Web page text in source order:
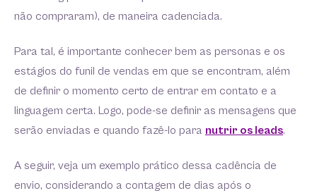
não compraram), de maneira cadenciada.
Para tal, é importante conhecer bem as personas e os
estágios do funil de vendas em que se encontram, além
de definir o momento certo de entrar em contato e a
linguagem certa. Logo, pode-se definir as mensagens que
serão enviadas e quando fazê-lo para nutrir os leads.
A seguir, veja um exemplo prático dessa cadência de
envio, considerando a contagem de dias após o